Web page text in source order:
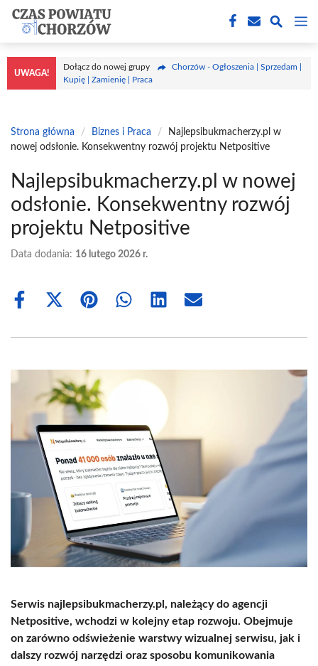
Przejdź
treści
UWAGA!
Dołącz do nowej grupy
Chorzów - Ogłoszenia | Sprzedam |
Kupię | Zamienię | Praca
Strona główna / Biznes i Praca /
Najlepsibukmacherzy.pl w
nowej odsłonie. Konsekwentny rozwój projektu Netpositive
Najlepsibukmacherzy.pl w nowej
odsłonie. Konsekwentny rozwój
projektu Netpositive
Data dodania: 16 lutego 2026 r.
Share
Share
(Twitter)
Share Share Share Share
Serwis najlepsibukmacherzy.pl, należący do agencji
Netpositive, wchodzi w kolejny etap rozwoju. Obejmuje
on zarówno odświeżenie warstwy wizualnej serwisu, jak i
dalszy rozwój narzędzi oraz sposobu komunikowania